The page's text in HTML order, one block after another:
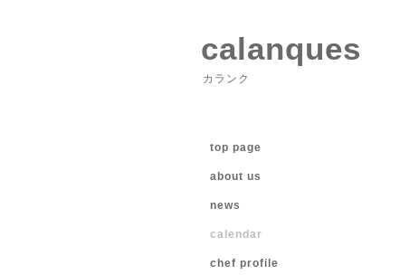
calanques
カランク
top page
about us
news
calendar
chef profile